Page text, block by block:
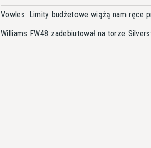
Vowles: Limity budżetowe wiążą nam ręce
Williams FW48 zadebiutował na torze